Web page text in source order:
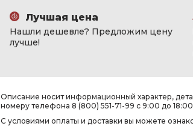
Лучшая цена
Нашли дешевле? Предложим цену
лучше!
Описание носит информационный характер,
номеру телефона 8 (800) 551-71-99 с 9:00 до
С условиями оплаты и доставки вы можете